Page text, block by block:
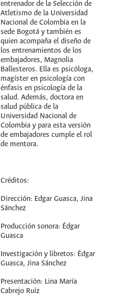
entrenador de la Selección de
Atletismo de la Universidad
Nacional de Colombia en la
sede Bogotá y también es
quien acompaña el diseño de
los entrenamientos de los
embajadores, Magnolia
Ballesteros. Ella es psicóloga,
magíster en psicología con
énfasis en psicología de la
salud. Además, doctora en
salud pública de la
Universidad Nacional de
Colombia y para esta versión
de embajadores cumple el rol
de mentora.
Créditos:
Dirección: Edgar Guasca, Jina
Sánchez
Producción sonora: Édgar
Guasca
Investigación y libretos: Édgar
Guasca, Jina Sánchez
Presentación: Lina María
Cabrejo Ruíz